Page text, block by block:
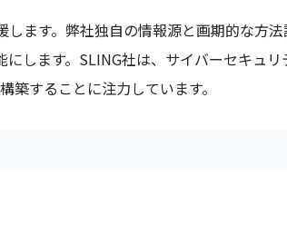
ます。弊社独自の情報源と画期的な方法
します。SLING社は、サイバーセキュリ
することに注力しています。